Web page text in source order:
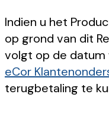
Indien u het
op grond van dit
volgt op de datum
eCor
terugbetaling te